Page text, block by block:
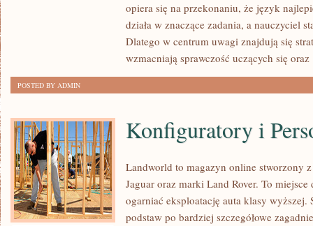
opiera się na przekonaniu, że język
działa w znaczące zadania, a nauczyciel
Dlatego w centrum uwagi znajdują się
wzmacniają sprawczość uczących się oraz
POSTED BY ADMIN
Konfiguratory i
Landworld to magazyn online stworzony
Jaguar oraz marki Land Rover. To
ogarniać eksploatację auta klasy
podstaw po bardziej szczegółowe